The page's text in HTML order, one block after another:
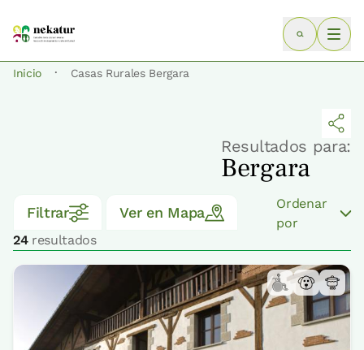
Inicio · Casas Rurales Bergara
Resultados para:
Bergara
Filtrar Ver en Mapa
24resultados
Ordenar
por